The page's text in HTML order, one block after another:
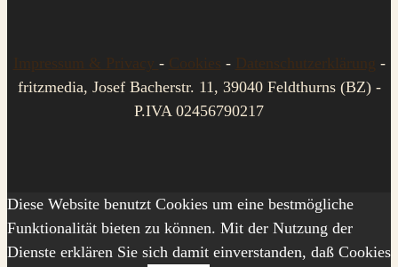
Impressum & Privacy - Cookies - Datenschutzerklärung -
fritzmedia, Josef Bacherstr. 11, 39040 Feldthurns (BZ) -
P.IVA 02456790217
Diese Website benutzt Cookies um eine bestmögliche
Funktionalität bieten zu können. Mit der Nutzung der
Dienste erklären Sie sich damit einverstanden, daß Cookies